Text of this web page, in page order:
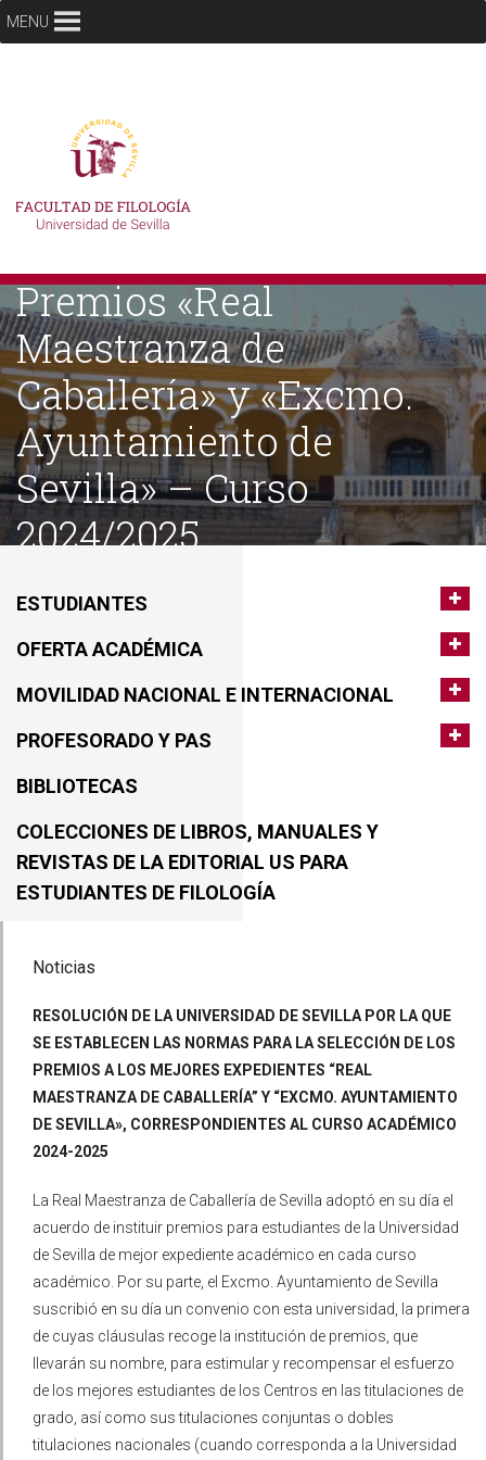
MENU
Premios «Real
Maestranza de
Caballería» y «Excmo.
Ayuntamiento de
Sevilla» – Curso
2024/2025
ESTUDIANTES
OFERTA ACADÉMICA
MOVILIDAD NACIONAL E INTERNACIONAL
PROFESORADO Y PAS
BIBLIOTECAS
COLECCIONES DE LIBROS, MANUALES Y
REVISTAS DE LA EDITORIAL US PARA
ESTUDIANTES DE FILOLOGÍA
Noticias
RESOLUCIÓN DE LA UNIVERSIDAD DE SEVILLA POR LA QUE
SE ESTABLECEN LAS NORMAS PARA LA SELECCIÓN DE LOS
PREMIOS A LOS MEJORES EXPEDIENTES “REAL
MAESTRANZA DE CABALLERÍA” Y “EXCMO. AYUNTAMIENTO
DE SEVILLA», CORRESPONDIENTES AL CURSO ACADÉMICO
2024-2025
La Real Maestranza de Caballería de Sevilla adoptó en su día el
acuerdo de instituir premios para estudiantes de la Universidad
de Sevilla de mejor expediente académico en cada curso
académico. Por su parte, el Excmo. Ayuntamiento de Sevilla
suscribió en su día un convenio con esta universidad, la primera
de cuyas cláusulas recoge la institución de premios, que
llevarán su nombre, para estimular y recompensar el esfuerzo
de los mejores estudiantes de los Centros en las titulaciones de
grado, así como sus titulaciones conjuntas o dobles
titulaciones nacionales (cuando corresponda a la Universidad